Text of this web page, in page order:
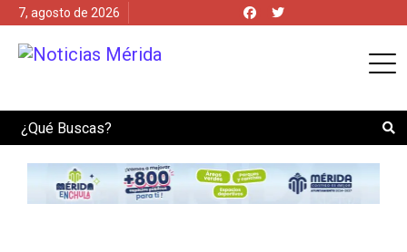
7, agosto de 2026
Search